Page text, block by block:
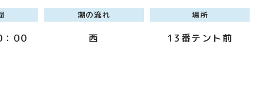
：00
潮の流れ
西
場所
13番テント前